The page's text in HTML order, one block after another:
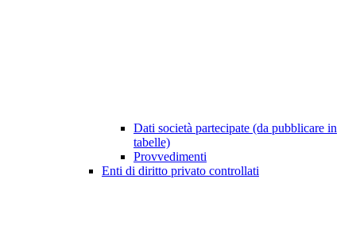
Dati società partecipate (da pubblicare in
tabelle)
Provvedimenti
Enti di diritto privato controllati